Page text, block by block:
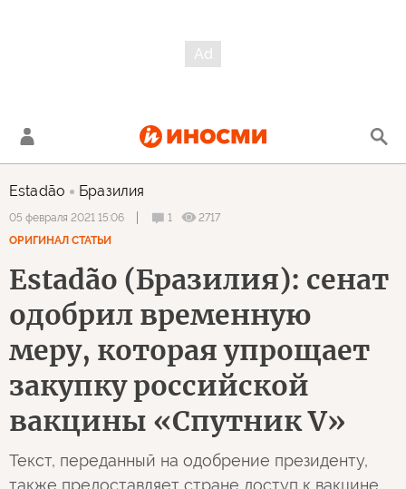
Estadão Бразилия
05 февраля 2021 15:06 1
2717
ОРИГИНАЛ СТАТЬИ
Estadão (Бразилия): сенат
одобрил временную
меру, которая упрощает
закупку российской
вакцины «Спутник V»
Текст, переданный на одобрение президенту,
также предоставляет стране доступ к вакцине